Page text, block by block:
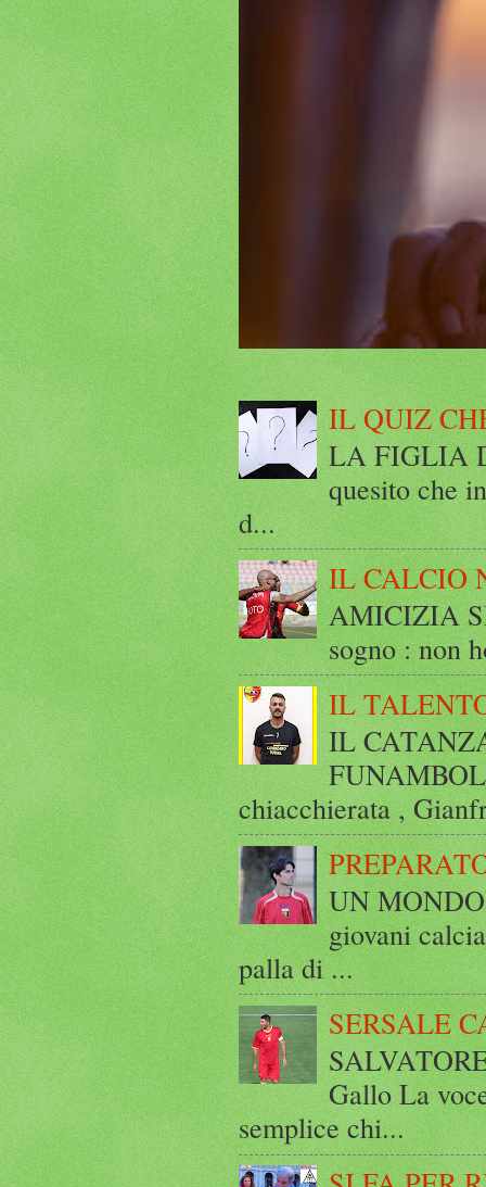
IL QUIZ
LA FIGLIA
quesito che
d...
IL CALCIO
AMICIZIA
sogno : non
IL
IL
chiacchierata ,
UN
giovani
palla di ...
SERSALE
Gallo La
semplice chi...